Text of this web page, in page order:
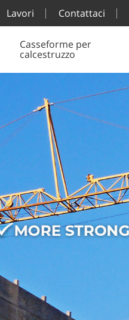
Lavori Contattaci
Casseforme per
calcestruzzo